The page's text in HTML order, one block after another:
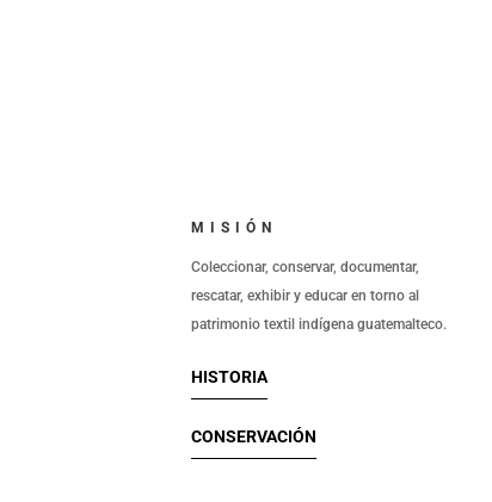
MISIÓN
Coleccionar, conservar, documentar,
rescatar, exhibir y educar en torno al
patrimonio textil indígena guatemalteco.
HISTORIA
CONSERVACIÓN